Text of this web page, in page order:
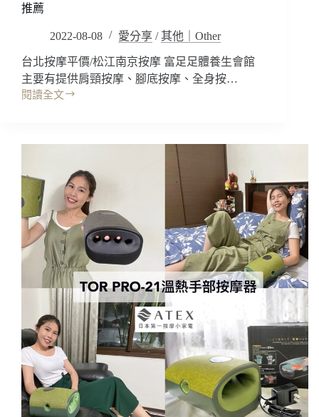
祖
經
驗，
全
身
紓
筋
痠
痛!!
運
動
按
統
整
復
喬
骨
推
推薦
2022-08-08 愛分享 /其他｜Other
台北按摩平價/松江南京按摩 富足足體養生會館
主要有提供肩頸按摩、腳底按摩、全身按…
閱讀全文
台
摩
富
足
足
體
養
生
全
身
輕
飄
飄!!
舒